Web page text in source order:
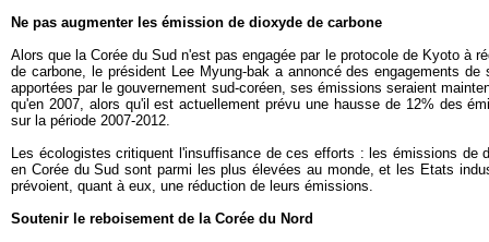
Ne pas augmenter les émission de dioxyde de carbone
Alors que la Corée du Sud n'est pas engagée par le protocole de Kyoto à
de carbone, le président Lee Myung-bak a annoncé des engagements
apportées par le gouvernement sud-coréen, ses émissions seraient
qu'en 2007, alors qu'il est actuellement prévu une hausse de 12% des
sur la période 2007-2012.
Les écologistes critiquent l'insuffisance de ces efforts : les émissions de
en Corée du Sud sont parmi les plus élevées au monde, et les Etats
prévoient, quant à eux, une réduction de leurs émissions.
Soutenir le reboisement de la Corée du Nord